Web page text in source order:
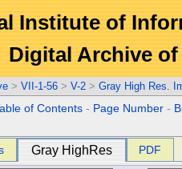
Institute of
Digital Archive
> VII-1-56 > V-2 > Gray High Res.
of Contents - Page Number -
Gray HighRes PDF